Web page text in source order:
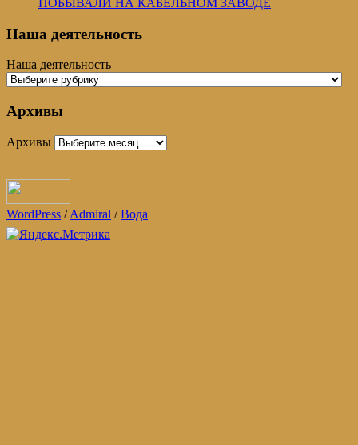
ПОБЫВАЛИ НА КАБЕЛЬНОМ ЗАВОДЕ
Наша деятельность
Наша деятельность
Архивы
Архивы
WordPress /Admiral /Вода